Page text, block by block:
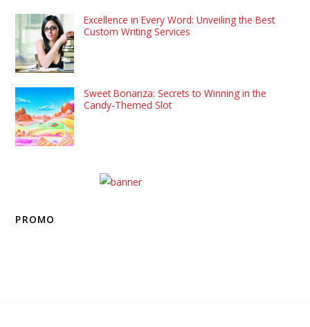
Excellence in Every Word: Unveiling the Best
Custom Writing Services
Sweet Bonanza: Secrets to Winning in the
Candy-Themed Slot
PROMO